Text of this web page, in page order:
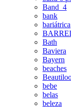
Band_4
bank
bariátrica
Bath
Baviera
Bayern
beaches
bebe
belas
beleza